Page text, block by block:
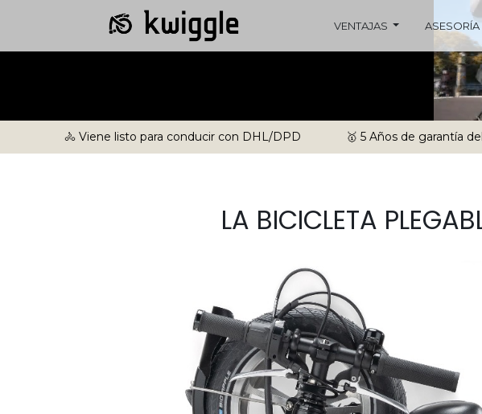
VENTAJAS ASESORÍA
🚴 Viene listo para conducir con DHL/DPD 🥇 5 Años de garantía
LA BICICLETA